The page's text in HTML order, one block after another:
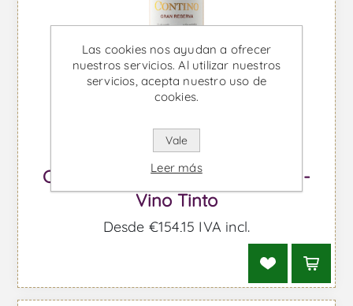
Contino Gran Reserva Magnum -
Vino Tinto
Desde €154,15 IVA incl.
Las cookies nos ayudan a ofrecer
nuestros servicios. Al utilizar nuestros
servicios, acepta nuestro uso de
cookies.
Vale
Leer más